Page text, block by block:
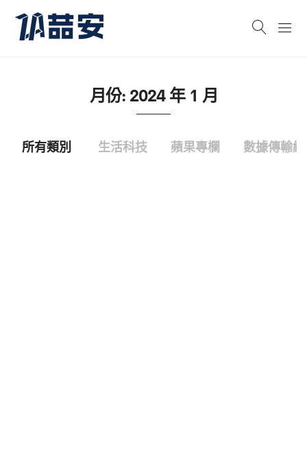
月份: 2024 年 1 月
所有類別 生活科技 蘋果專欄 數據傳輸線